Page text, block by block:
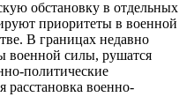
обстановку в отдельных
приоритеты в военной
В границах недавно
военной силы, рушатся
политические
расстановка военно-